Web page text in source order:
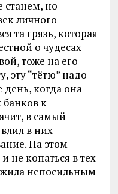
но
личного
та грязь, которая
о чудесах
тоже на его
эту “тётю” надо
день, когда она
банков к
в самый
в них
На этом
не копаться в тех
непосильным